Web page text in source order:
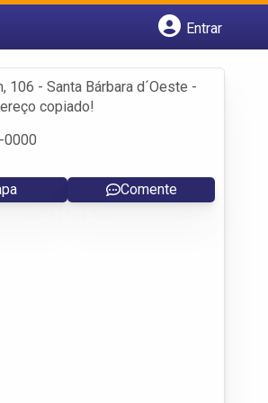
Entrar
106 - Santa Bárbara d´Oeste -
copiado!
0000
Comente